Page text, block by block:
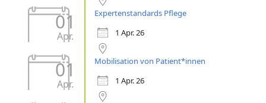
01
Apr.
Expertenstandards Pflege
1 Apr. 26
01
Apr.
Mobilisation von Patient*innen
1 Apr. 26